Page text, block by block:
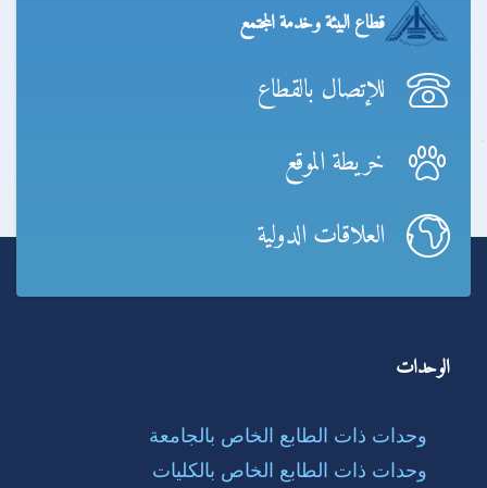
قطاع البيئة وخدمة المجتمع
للإتصال بالقطاع
خريطة الموقع
العلاقات الدولية
الوحدات
وحدات ذات الطابع الخاص بالجامعة
وحدات ذات الطابع الخاص بالكليات